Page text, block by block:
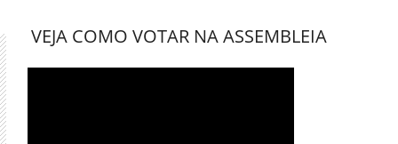
VEJA COMO VOTAR NA ASSEMBLEIA